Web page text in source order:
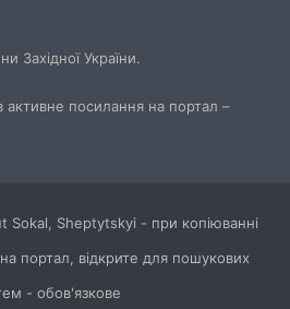
Західної України.
активне посилання на портал –
Sokal, Sheptytskyi - при копіюванні
портал, відкрите для пошукових
- обов'язкове